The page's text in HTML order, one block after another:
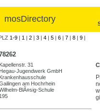
mosDirectory
1-9 | 1 | 2 | 3 | 4 | 5 | 6 | 7 | 8 | 9 |
Kapellenstr. 31
Hegau-Jugendwerk GmbH
Krankenhausschule
am Hochrhein
BlÃ¤sig-Schule
195